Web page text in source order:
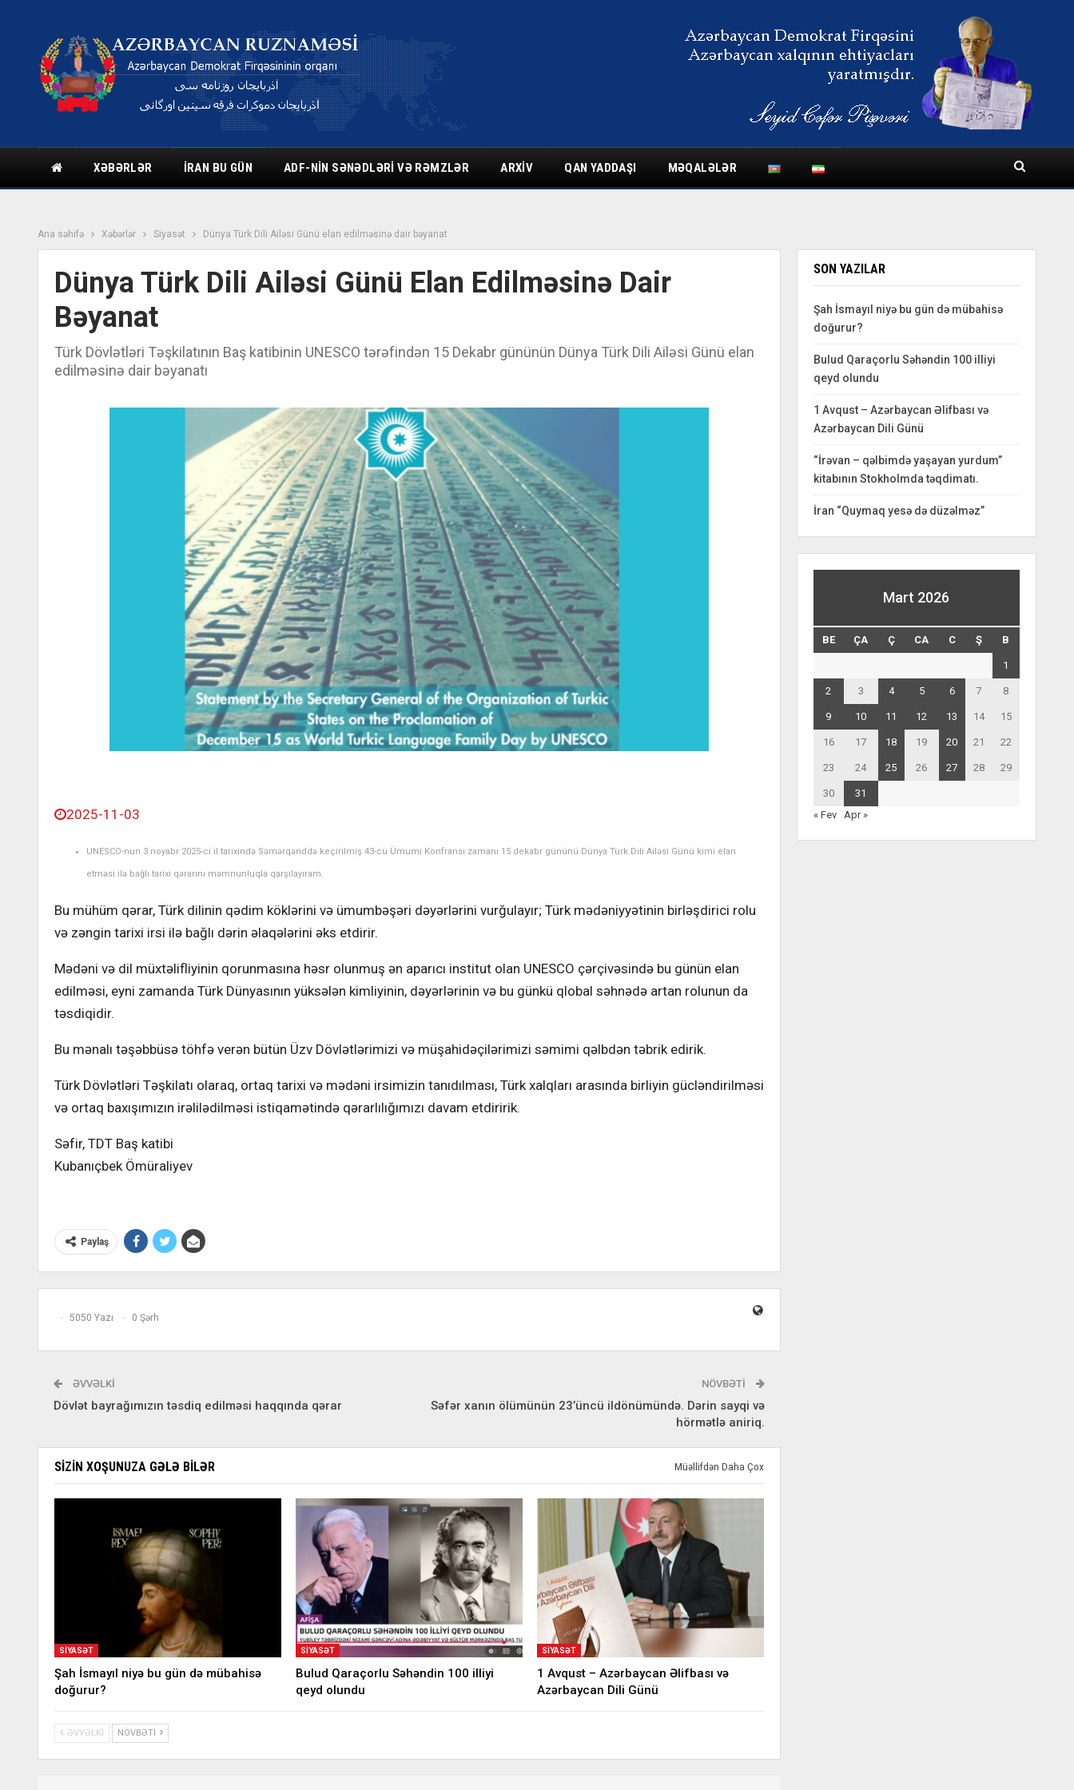
XƏBƏRLƏR İRAN BU GÜN ADF-NIN SƏNƏDLƏRI VƏ RƏMZLƏR ARXIV QAN YADDAŞI MƏQALƏLƏR
Ana səhifə Xəbərlər Siyasət Dünya Türk Dili Ailəsi Günü elan edilməsinə dair bəyanat
Dünya Türk Dili Ailəsi Günü Elan Edilməsinə Dair
Bəyanat
Türk Dövlətləri Təşkilatının Baş katibinin UNESCO tərəfindən 15 Dekabr gününün Dünya Türk Dili Ailəsi Günü elan
edilməsinə dair bəyanatı
2025-11-03
UNESCO-nun 3 noyabr 2025-ci il tarixində Səmərqənddə keçirilmiş 43-cü Ümumi Konfransı zamanı 15 dekabr gününü Dünya Türk Dili Ailəsi Günü kimi elan
etməsi ilə bağlı tarixi qərarını məmnunluqla qarşılayıram.
Bu mühüm qərar, Türk dilinin qədim köklərini və ümumbəşəri dəyərlərini vurğulayır; Türk mədəniyyətinin birləşdirici rolu
və zəngin tarixi irsi ilə bağlı dərin əlaqələrini əks etdirir.
Mədəni və dil müxtəlifliyinin qorunmasına həsr olunmuş ən aparıcı institut olan UNESCO çərçivəsində bu günün elan
edilməsi, eyni zamanda Türk Dünyasının yüksələn kimliyinin, dəyərlərinin və bu günkü qlobal səhnədə artan rolunun da
təsdiqidir.
Bu mənalı təşəbbüsə töhfə verən bütün Üzv Dövlətlərimizi və müşahidəçilərimizi səmimi qəlbdən təbrik edirik.
Türk Dövlətləri Təşkilatı olaraq, ortaq tarixi və mədəni irsimizin tanıdılması, Türk xalqları arasında birliyin gücləndirilməsi
və ortaq baxışımızın irəlilədilməsi istiqamətində qərarlılığımızı davam etdiririk.
Səfir, TDT Baş katibi
Kubanıçbek Ömüraliyev
Paylaş
5050 Yazı 0 Şərh
ƏVVƏLKI
Dövlət bayrağımızın təsdiq edilməsi haqqında qərar
NÖVBƏTI
Səfər xanın ölümünün 23’üncü ildönümündə. Dərin sayqi və
hörmətlə aniriq.
SIZIN XOŞUNUZA GƏLƏ BILƏR Müəllifdən Daha Çox
SIYASƏT
Şah İsmayıl niyə bu gün də mübahisə
doğurur?
SIYASƏT
Bulud Qaraçorlu Səhəndin 100 illiyi
qeyd olundu
SIYASƏT
1 Avqust – Azərbaycan Əlifbası və
Azərbaycan Dili Günü
ƏVVƏLKI NÖVBƏTI
SON YAZILAR
Şah İsmayıl niyə bu gün də mübahisə
doğurur?
Bulud Qaraçorlu Səhəndin 100 illiyi
qeyd olundu
1 Avqust – Azərbaycan Əlifbası və
Azərbaycan Dili Günü
“İrəvan – qəlbimdə yaşayan yurdum”
kitabının Stokholmda təqdimatı.
İran “Quymaq yesə də düzəlməz”
Mart 2026
BE ÇA Ç CA C Ş B
1
2 3 4 5 6 7 8
9 10 11 12 13 14 15
16 17 18 19 20 21 22
23 24 25 26 27 28 29
30
31
« Fev
Apr »